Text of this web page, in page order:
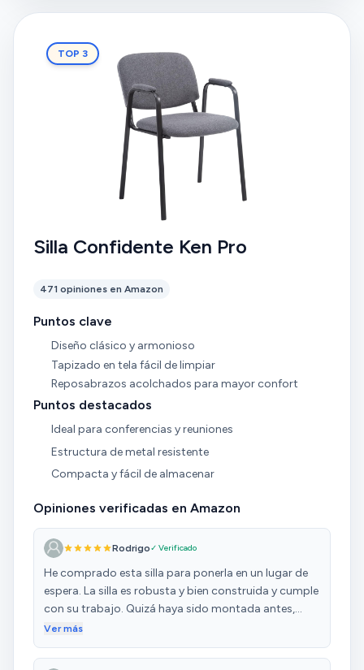
TOP 3
Silla Confidente Ken Pro
471 opiniones en Amazon
Puntos clave
Diseño clásico y armonioso
Tapizado en tela fácil de limpiar
Reposabrazos acolchados para mayor confort
Puntos destacados
Ideal para conferencias y reuniones
Estructura de metal resistente
Compacta y fácil de almacenar
Opiniones verificadas en Amazon
Rodrigo✓ Verificado
He comprado esta silla para ponerla en un lugar de
espera. La silla es robusta y bien construida y cumple
con su trabajo. Quizá haya sido montada antes,
porque alguna pata se ve un poco rozada. El color es
podría tener una mejor terminación , ya que he
Ver más